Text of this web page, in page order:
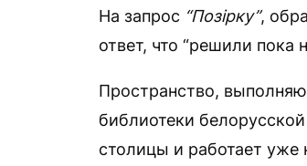
На запрос “Позірку”,
ответ, что “решили пока
Пространство,
библиотеки
столицы и работает уже